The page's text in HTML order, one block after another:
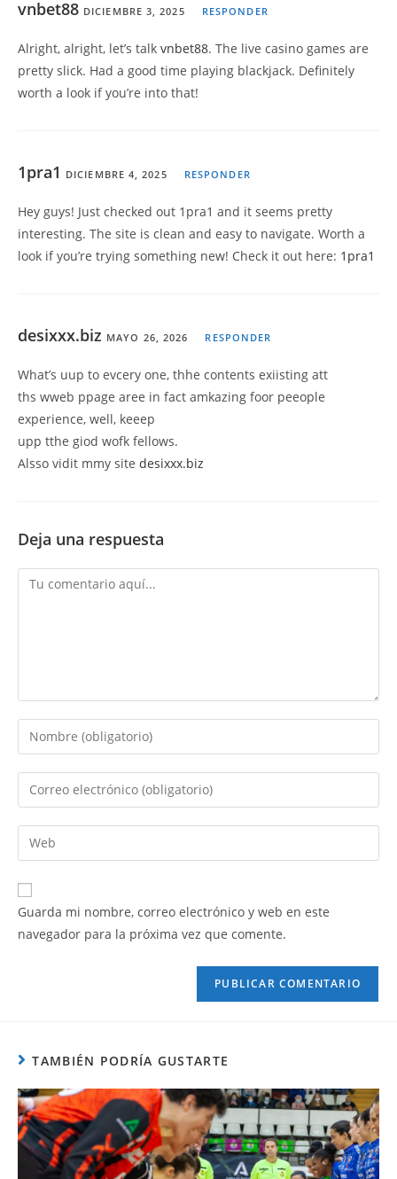
vnbet88 DICIEMBRE 3, 2025 RESPONDER
Alright, alright, let’s talk vnbet88. The live casino games are
pretty slick. Had a good time playing blackjack. Definitely
worth a look if you’re into that!
1pra1 DICIEMBRE 4, 2025 RESPONDER
Hey guys! Just checked out 1pra1 and it seems pretty
interesting. The site is clean and easy to navigate. Worth a
look if you’re trying something new! Check it out here: 1pra1
desixxx.biz MAYO 26, 2026 RESPONDER
What’s uup to evcery one, thhe contents exiisting att
ths wweb ppage aree in fact amkazing foor peeople
experience, well, keeep
upp tthe giod wofk fellows.
Alsso vidit mmy site desixxx.biz
Deja una respuesta
Guarda mi nombre, correo electrónico y web en este
navegador para la próxima vez que comente.
TAMBIÉN PODRÍA GUSTARTE